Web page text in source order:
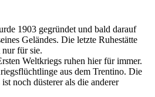
1903 gegründet und bald darauf
Geländes. Die letzte Ruhestätte
für sie.
Weltkriegs ruhen hier für immer.
aus dem Trentino. Die
noch düsterer als die anderer